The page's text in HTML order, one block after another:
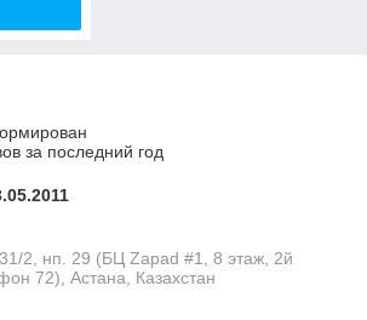
за последний год
2, нп. 29 (БЦ Zapad #1, 8 этаж, 2й
72), Астана, Казахстан